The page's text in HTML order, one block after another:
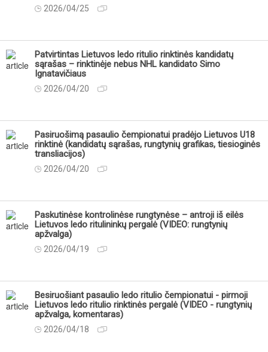
2026/04/25
Patvirtintas Lietuvos ledo ritulio rinktinės kandidatų
sąrašas – rinktinėje nebus NHL kandidato Simo
Ignatavičiaus
2026/04/20
Pasiruošimą pasaulio čempionatui pradėjo Lietuvos U18
rinktinė (kandidatų sąrašas, rungtynių grafikas, tiesioginės
transliacijos)
2026/04/20
Paskutinėse kontrolinėse rungtynėse – antroji iš eilės
Lietuvos ledo ritulininkų pergalė (VIDEO: rungtynių
apžvalga)
2026/04/19
Besiruošiant pasaulio ledo ritulio čempionatui - pirmoji
Lietuvos ledo ritulio rinktinės pergalė (VIDEO - rungtynių
apžvalga, komentaras)
2026/04/18